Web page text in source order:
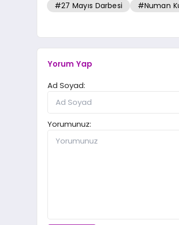
#27 Mayıs Darbesi #Numan
Yorum Yap
Ad Soyad:
Yorumunuz: